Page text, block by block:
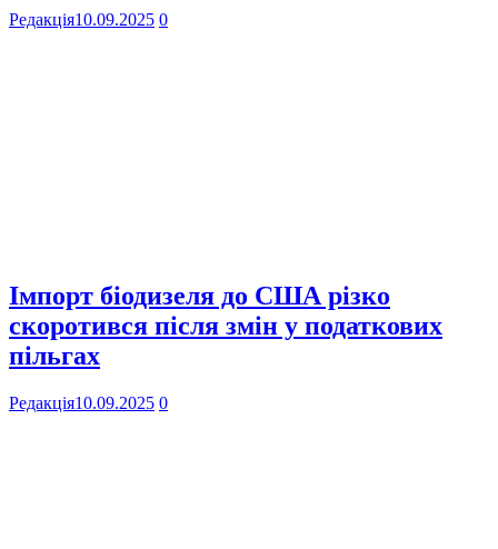
Редакція10.09.2025 0
Імпорт біодизеля до США різко
скоротився після змін у податкових
пільгах
Редакція10.09.2025 0